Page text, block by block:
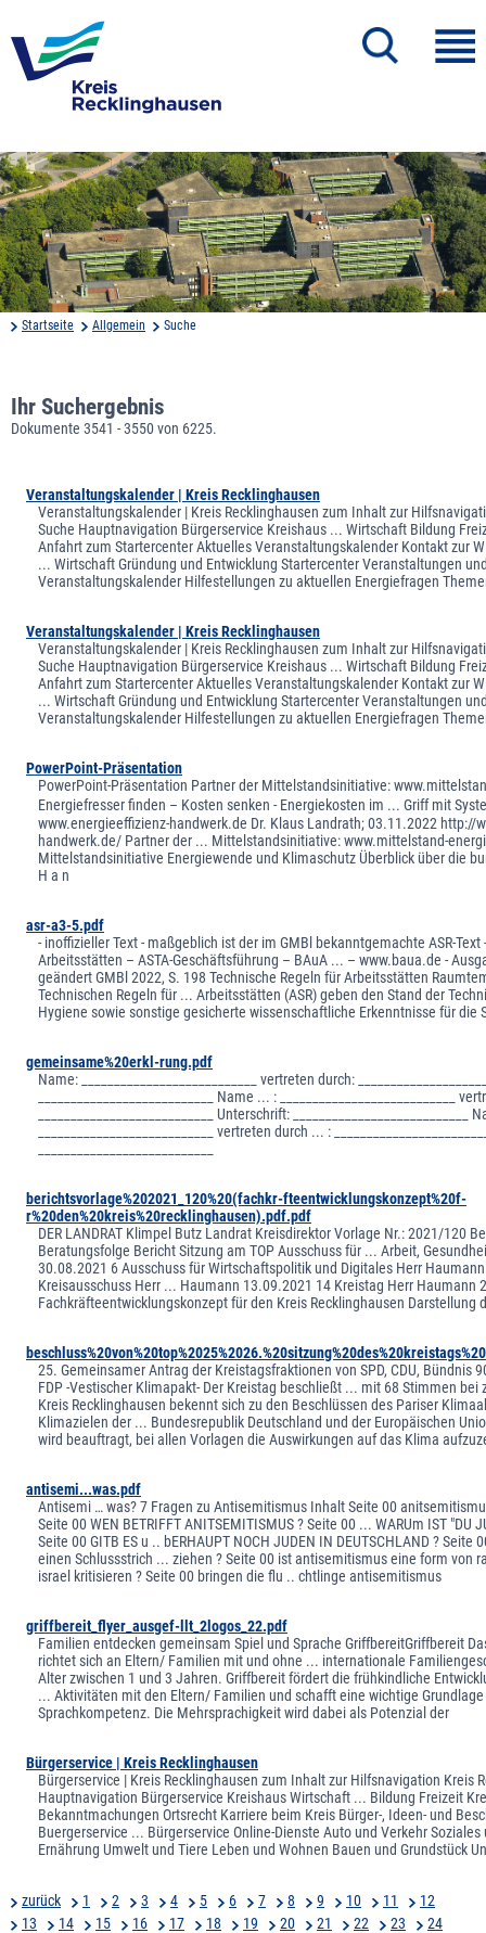
Startseite Allgemein Suche
Ihr Suchergebnis
Dokumente 3541 - 3550 von 6225.
Veranstaltungskalender | Kreis Recklinghausen
Veranstaltungskalender | Kreis Recklinghausen zum Inhalt zur
Suche Hauptnavigation Bürgerservice Kreishaus ... Wirtschaft Bildung
Anfahrt zum Startercenter Aktuelles Veranstaltungskalender Kontakt zur
... Wirtschaft Gründung und Entwicklung Startercenter Veranstaltungen
Veranstaltungskalender Hilfestellungen zu aktuellen Energiefragen
Veranstaltungskalender | Kreis Recklinghausen
Veranstaltungskalender | Kreis Recklinghausen zum Inhalt zur
Suche Hauptnavigation Bürgerservice Kreishaus ... Wirtschaft Bildung
Anfahrt zum Startercenter Aktuelles Veranstaltungskalender Kontakt zur
... Wirtschaft Gründung und Entwicklung Startercenter Veranstaltungen
Veranstaltungskalender Hilfestellungen zu aktuellen Energiefragen
PowerPoint-Präsentation
PowerPoint-Präsentation Partner der Mittelstandsinitiative:
Energiefresser finden – Kosten senken - Energiekosten im ... Griff mit
www.energieeffizienz-handwerk.de Dr. Klaus Landrath; 03.11.2022 http://
handwerk.de/ Partner der ... Mittelstandsinitiative: www.mittelstand-
Mittelstandsinitiative Energiewende und Klimaschutz Überblick über die
H a n
asr-a3-5.pdf
- inoffizieller Text - maßgeblich ist der im GMBl bekanntgemachte ASR-Text
Arbeitsstätten – ASTA-Geschäftsführung – BAuA ... – www.baua.de -
geändert GMBl 2022, S. 198 Technische Regeln für Arbeitsstätten
Technischen Regeln für ... Arbeitsstätten (ASR) geben den Stand der
Hygiene sowie sonstige gesicherte wissenschaftliche Erkenntnisse für die
gemeinsame%20erkl-rung.pdf
Name: ___________________________ vertreten durch:
___________________________ Name ... : ___________________________
___________________________ Unterschrift: ___________________________
___________________________ vertreten durch ... :
berichtsvorlage%202021_120%20(fachkr-fteentwicklungskonzept%20f-
r%20den%20kreis%20recklinghausen).pdf.pdf
DER LANDRAT Klimpel Butz Landrat Kreisdirektor Vorlage Nr.: 2021/120
Beratungsfolge Bericht Sitzung am TOP Ausschuss für ... Arbeit,
30.08.2021 6 Ausschuss für Wirtschaftspolitik und Digitales Herr
Kreisausschuss Herr ... Haumann 13.09.2021 14 Kreistag Herr Haumann
Fachkräfteentwicklungskonzept für den Kreis Recklinghausen Darstellung
25. Gemeinsamer Antrag der Kreistagsfraktionen von SPD, CDU, Bündnis
FDP -Vestischer Klimapakt- Der Kreistag beschließt ... mit 68 Stimmen bei
Kreis Recklinghausen bekennt sich zu den Beschlüssen des Pariser
Klimazielen der ... Bundesrepublik Deutschland und der Europäischen
wird beauftragt, bei allen Vorlagen die Auswirkungen auf das Klima
antisemi...was.pdf
Antisemi … was? 7 Fragen zu Antisemitismus Inhalt Seite 00
Seite 00 WEN BETRIFFT ANITSEMITISMUS ? Seite 00 ... WARUm IST "DU
Seite 00 GITB ES u .. bERHAUPT NOCH JUDEN IN DEUTSCHLAND ?
einen Schlussstrich ... ziehen ? Seite 00 ist antisemitismus eine form von
israel kritisieren ? Seite 00 bringen die flu .. chtlinge antisemitismus
griffbereit_flyer_ausgef-llt_2logos_22.pdf
Familien entdecken gemeinsam Spiel und Sprache GriffbereitGriffbereit
richtet sich an Eltern/ Familien mit und ohne ... internationale
Alter zwischen 1 und 3 Jahren. Griffbereit fördert die frühkindliche
... Aktivitäten mit den Eltern/ Familien und schafft eine wichtige
Sprachkompetenz. Die Mehrsprachigkeit wird dabei als Potenzial der
Bürgerservice | Kreis Recklinghausen
Bürgerservice | Kreis Recklinghausen zum Inhalt zur Hilfsnavigation Kreis
Hauptnavigation Bürgerservice Kreishaus Wirtschaft ... Bildung Freizeit
Bekanntmachungen Ortsrecht Karriere beim Kreis Bürger-, Ideen- und
Buergerservice ... Bürgerservice Online-Dienste Auto und Verkehr
Ernährung Umwelt und Tiere Leben und Wohnen Bauen und Grundstück
zurück 1 2 3 4 5 6 7 8 9 10 11
12
13
14 15 16 17 18 19 20 21 22 23
24